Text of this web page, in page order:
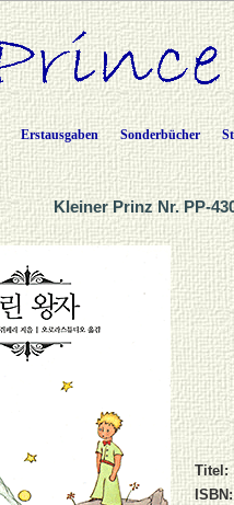
Erstausgaben Sonderbücher
Kleiner Prinz Nr. PP-
Titel:
ISBN: